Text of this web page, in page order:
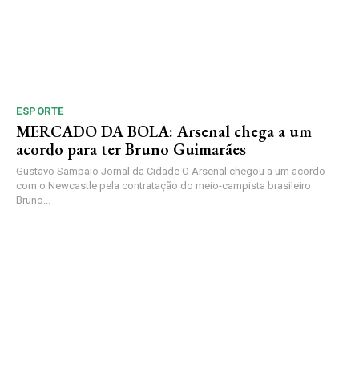
ESPORTE
MERCADO DA BOLA: Arsenal chega a um
acordo para ter Bruno Guimarães
Gustavo Sampaio Jornal da Cidade O Arsenal chegou a um acordo
com o Newcastle pela contratação do meio-campista brasileiro
Bruno...